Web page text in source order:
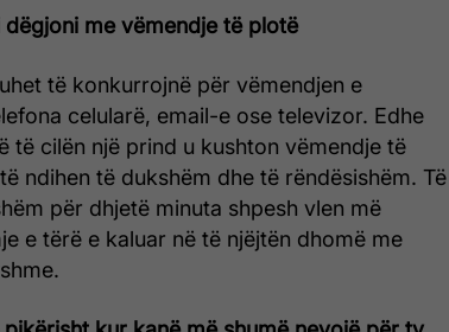
dëgjoni me vëmendje të plotë
të konkurrojnë për vëmendjen e
celularë, email-e ose televizor. Edhe
të cilën një prind u kushton vëmendje të
ndihen të dukshëm dhe të rëndësishëm. Të
për dhjetë minuta shpesh vlen më
e tërë e kaluar në të njëjtën dhomë me